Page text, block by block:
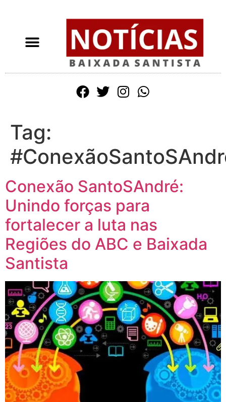
Tag:
Conexão SantoSAndré:
Unindo forças para
fortalecer a luta nas
Regiões do ABC e Baixada
Santista